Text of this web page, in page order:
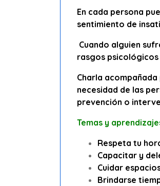
En cada persona
sentimiento de
Cuando alguien
rasgos
Charla
necesidad de las
prevención o
Temas y
Respeta tu
Capacitar y
Cuidar
Brindarse